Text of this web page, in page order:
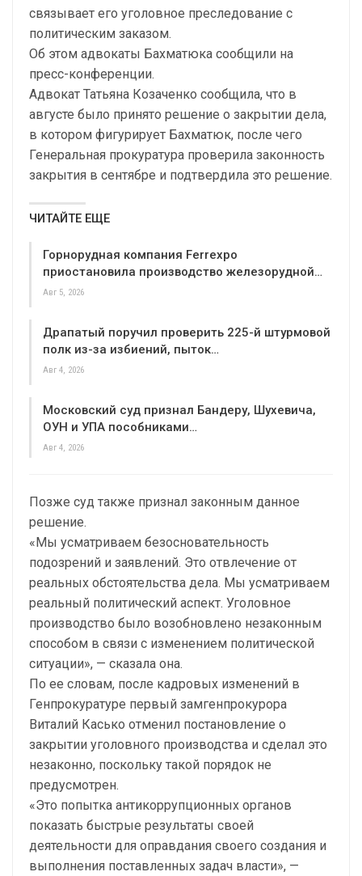
связывает его уголовное преследование с
политическим заказом.
Об этом адвокаты Бахматюка сообщили на
пресс-конференции.
Адвокат Татьяна Козаченко сообщила, что в
августе было принято решение о закрытии дела,
в котором фигурирует Бахматюк, после чего
Генеральная прокуратура проверила законность
закрытия в сентябре и подтвердила это решение.
ЧИТАЙТЕ ЕЩЕ
Горнорудная компания Ferrexpo
приостановила производство железорудной…
Авг 5, 2026
Драпатый поручил проверить 225-й штурмовой
полк из-за избиений, пыток…
Авг 4, 2026
Московский суд признал Бандеру, Шухевича,
ОУН и УПА пособниками…
Авг 4, 2026
Позже суд также признал законным данное
решение.
«Мы усматриваем безосновательность
подозрений и заявлений. Это отвлечение от
реальных обстоятельства дела. Мы усматриваем
реальный политический аспект. Уголовное
производство было возобновлено незаконным
способом в связи с изменением политической
ситуации», — сказала она.
По ее словам, после кадровых изменений в
Генпрокуратуре первый замгенпрокурора
Виталий Касько отменил постановление о
закрытии уголовного производства и сделал это
незаконно, поскольку такой порядок не
предусмотрен.
«Это попытка антикоррупционных органов
показать быстрые результаты своей
деятельности для оправдания своего создания и
выполнения поставленных задач власти», —